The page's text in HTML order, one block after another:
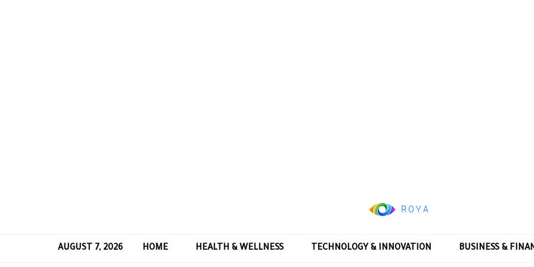
AUGUST 7, 2026 HOME HEALTH & WELLNESS TECHNOLOGY & INNOVATION BUSINESS &